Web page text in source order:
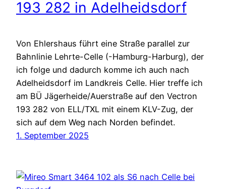
193 282 in Adelheidsdorf
Von Ehlershaus führt eine Straße parallel zur
Bahnlinie Lehrte-Celle (-Hamburg-Harburg), der
ich folge und dadurch komme ich auch nach
Adelheidsdorf im Landkreis Celle. Hier treffe ich
am BÜ Jägerheide/Auerstraße auf den Vectron
193 282 von ELL/TXL mit einem KLV-Zug, der
sich auf dem Weg nach Norden befindet.
1. September 2025